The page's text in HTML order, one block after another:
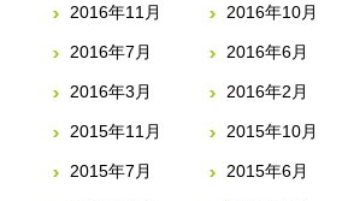
2016年11月 2016年10月
2016年7月 2016年6月
2016年3月 2016年2月
2015年11月 2015年10月
2015年7月 2015年6月